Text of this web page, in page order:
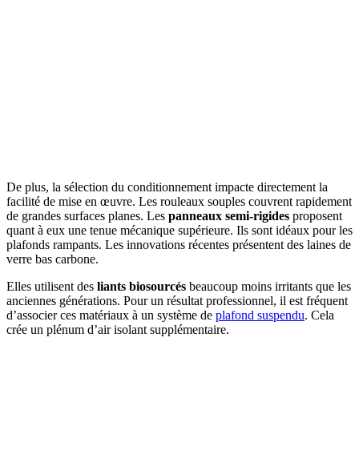
De plus, la sélection du conditionnement impacte directement la
facilité de mise en œuvre. Les rouleaux souples couvrent rapidement
de grandes surfaces planes. Les panneaux semi-rigides proposent
quant à eux une tenue mécanique supérieure. Ils sont idéaux pour les
plafonds rampants. Les innovations récentes présentent des laines de
verre bas carbone.
Elles utilisent des liants biosourcés beaucoup moins irritants que les
anciennes générations. Pour un résultat professionnel, il est fréquent
d’associer ces matériaux à un système de plafond suspendu. Cela
crée un plénum d’air isolant supplémentaire.